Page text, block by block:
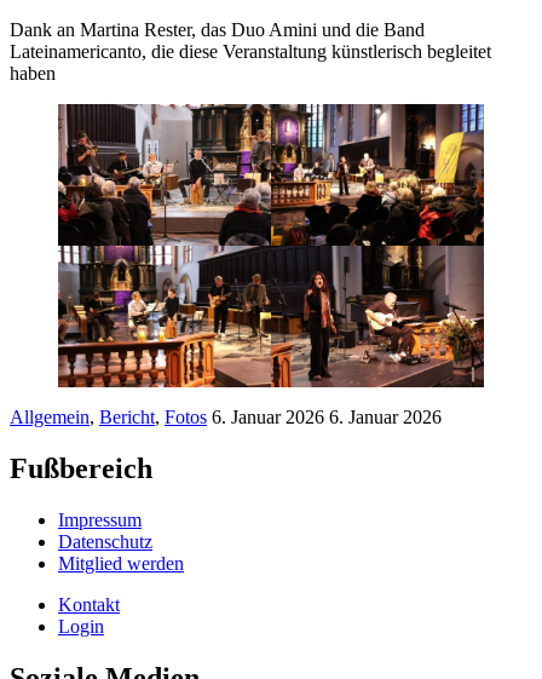
Dank an Martina Rester, das Duo Amini und die Band
Lateinamericanto, die diese Veranstaltung künstlerisch begleitet
haben
Allgemein, Bericht, Fotos 6. Januar 2026 6. Januar 2026
Fußbereich
Impressum
Datenschutz
Mitglied werden
Kontakt
Login